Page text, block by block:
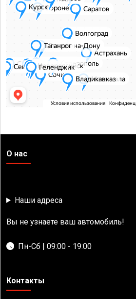
О нас
Наши адреса
Вы не узнаете ваш автомобиль!
Пн-Сб | 09:00 - 19:00
Контакты